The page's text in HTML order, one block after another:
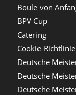
Boule von
BPV Cup
Catering
Cookie-Richtlinie
Deutsche
Deutsche
Deutsche